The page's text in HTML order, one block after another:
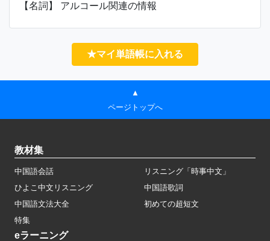
【名詞】 アルコール関連の情報
★マイ単語帳に入れる
▲
ページトップへ
教材集
中国語会話
リスニング「時事中文」
ひよこ中文リスニング
中国語歌詞
中国語文法大全
初めての超短文
特集
eラーニング